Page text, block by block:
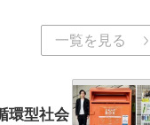
一覧を見る
環型社会